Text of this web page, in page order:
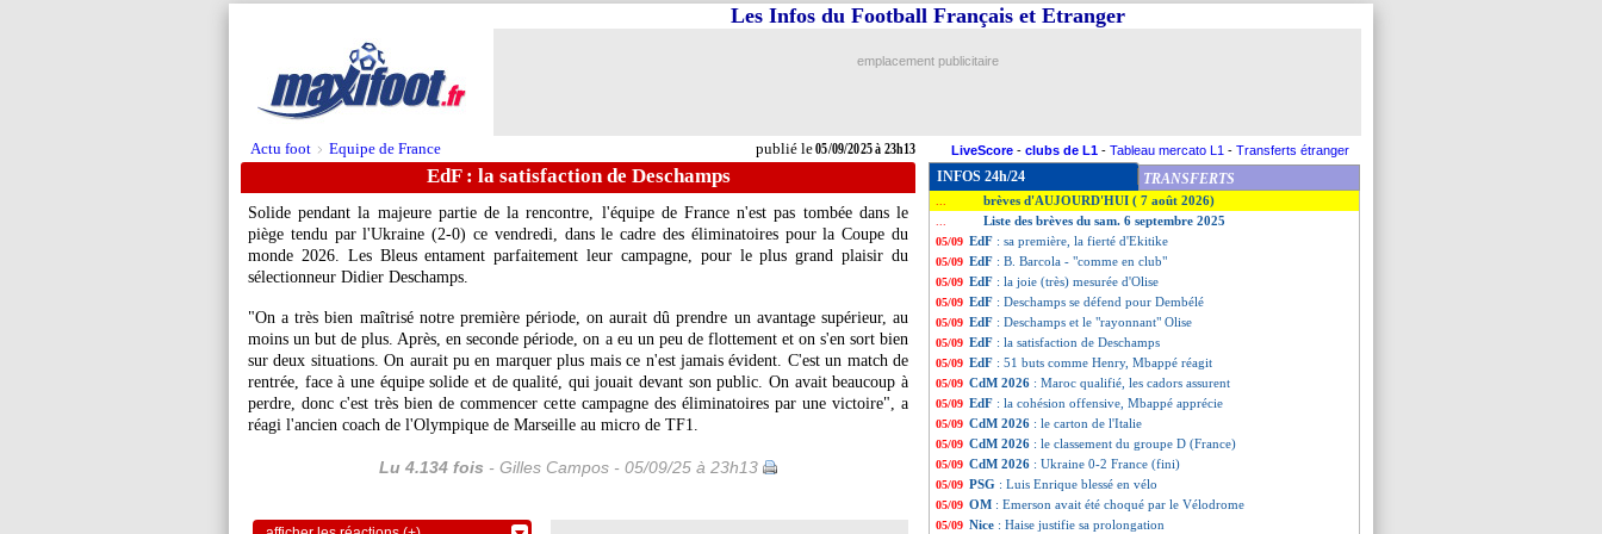
Actu foot > Equipe de France publié le05/09/2025 à 23h13
Les Infos du Football Français et Etranger
emplacement publicitaire
LiveScore - clubs de L1 - Tableau mercato L1 - Transferts étranger
EdF : la satisfaction de Deschamps
Solide pendant la majeure partie de la rencontre, l'équipe de France n'est pas tombée dans le
piège tendu par l'Ukraine (2-0) ce vendredi, dans le cadre des éliminatoires pour la Coupe du
monde 2026. Les Bleus entament parfaitement leur campagne, pour le plus grand plaisir du
sélectionneur Didier Deschamps.
"On a très bien maîtrisé notre première période, on aurait dû prendre un avantage supérieur, au
moins un but de plus. Après, en seconde période, on a eu un peu de flottement et on s'en sort bien
sur deux situations. On aurait pu en marquer plus mais ce n'est jamais évident. C'est un match de
rentrée, face à une équipe solide et de qualité, qui jouait devant son public. On avait beaucoup à
perdre, donc c'est très bien de commencer cette campagne des éliminatoires par une victoire", a
réagi l'ancien coach de l'Olympique de Marseille au micro de TF1.
Lu 4.134 fois - Gilles Campos - 05/09/25 à 23h13
INFOS 24h/24 TRANSFERTS
brèves d'AUJOURD'HUI ( 7 août 2026)
Liste des brèves du sam. 6 septembre 2025
05/09 EdF : sa première, la fierté d'Ekitike
05/09 EdF : B. Barcola - "comme en club"
05/09 EdF : la joie (très) mesurée d'Olise
05/09 EdF : Deschamps se défend pour Dembélé
05/09 EdF : Deschamps et le "rayonnant" Olise
05/09 EdF : la satisfaction de Deschamps
05/09 EdF : 51 buts comme Henry, Mbappé réagit
05/09 CdM 2026 : Maroc qualifié, les cadors assurent
05/09 EdF : la cohésion offensive, Mbappé apprécie
05/09 CdM 2026 : le carton de l'Italie
05/09 CdM 2026 : le classement du groupe D (France)
05/09 CdM 2026 : Ukraine 0-2 France (fini)
05/09 PSG : Luis Enrique blessé en vélo
05/09 OM : Emerson avait été choqué par le Vélodrome
05/09 Nice : Haise justifie sa prolongation